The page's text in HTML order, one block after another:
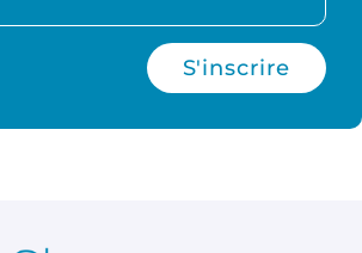
S'inscrire